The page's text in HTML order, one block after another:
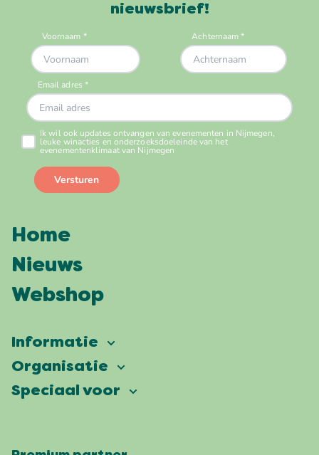
nieuwsbrief!
Home
Nieuws
Webshop
Informatie
Vierdaagsefeesten
Veelgestelde vragen
Organisatie
Onze ambitie
Speciaal voor